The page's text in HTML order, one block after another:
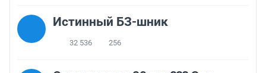
Истинный БЗ-шник
32 536 256